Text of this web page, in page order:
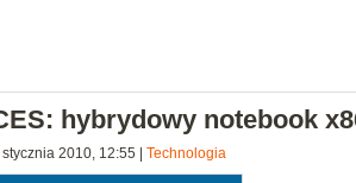
hybrydowy notebook
stycznia 2010, 12:55 Technologia